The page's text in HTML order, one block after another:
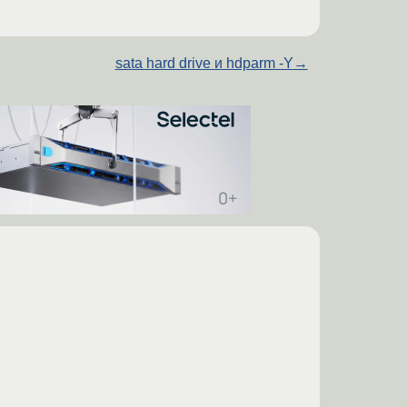
sata hard drive и hdparm -Y →